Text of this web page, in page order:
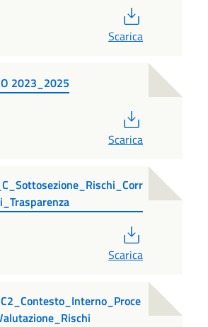
Scarica
2023_2025
Scarica
Scarica